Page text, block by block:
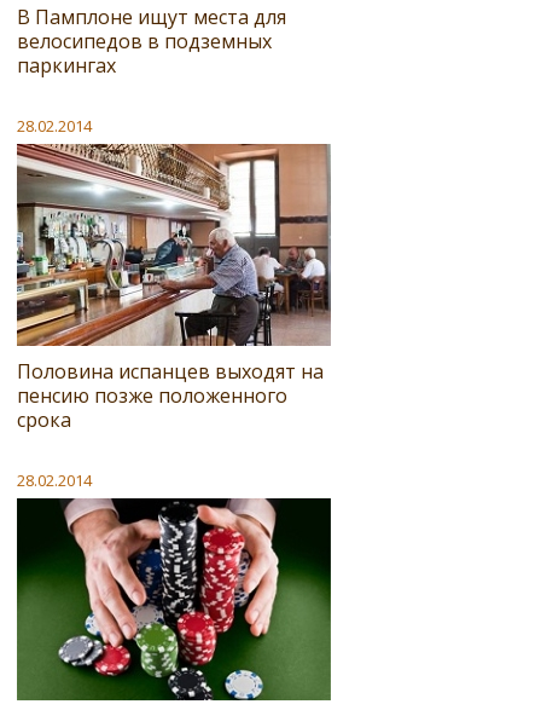
В Памплоне ищут места для
велосипедов в подземных
паркингах
28.02.2014
Половина испанцев выходят на
пенсию позже положенного
срока
28.02.2014